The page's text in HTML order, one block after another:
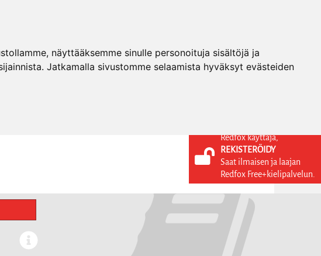
näyttääksemme sinulle personoituja sisältöjä ja
Jatkamalla sivustomme selaamista hyväksyt evästeiden
KIRJAUDU SISÄÄN
REKISTERÖIDY
Redfox käyttäjä,
REKISTERÖIDY
Saat ilmaisen ja laajan
Redfox Free+kielipalvelun.